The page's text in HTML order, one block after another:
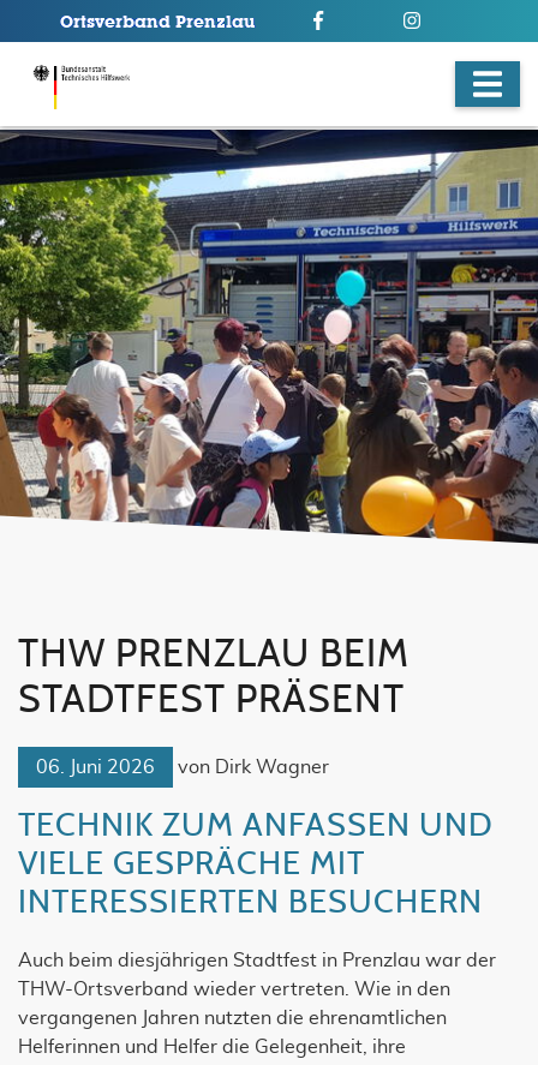
THW PRENZLAU BEIM
STADTFEST PRÄSENT
06. Juni 2026 von Dirk Wagner
TECHNIK ZUM ANFASSEN UND
VIELE GESPRÄCHE MIT
INTERESSIERTEN BESUCHERN
Auch beim diesjährigen Stadtfest in Prenzlau war der
THW-Ortsverband wieder vertreten. Wie in den
vergangenen Jahren nutzten die ehrenamtlichen
Helferinnen und Helfer die Gelegenheit, ihre